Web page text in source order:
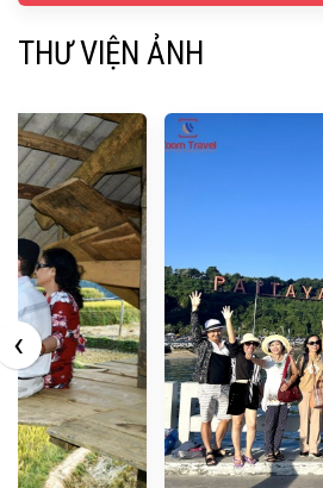
THƯ VIỆN ẢNH
‹